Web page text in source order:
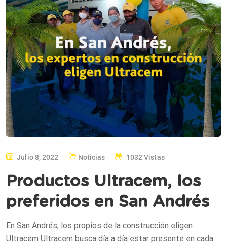
Julio 8, 2022 Noticias 1032 Vistas
Productos Ultracem, los
preferidos en San Andrés
En San Andrés, los propios de la construcción eligen
Ultracem Ultracem busca día a día estar presente en cada